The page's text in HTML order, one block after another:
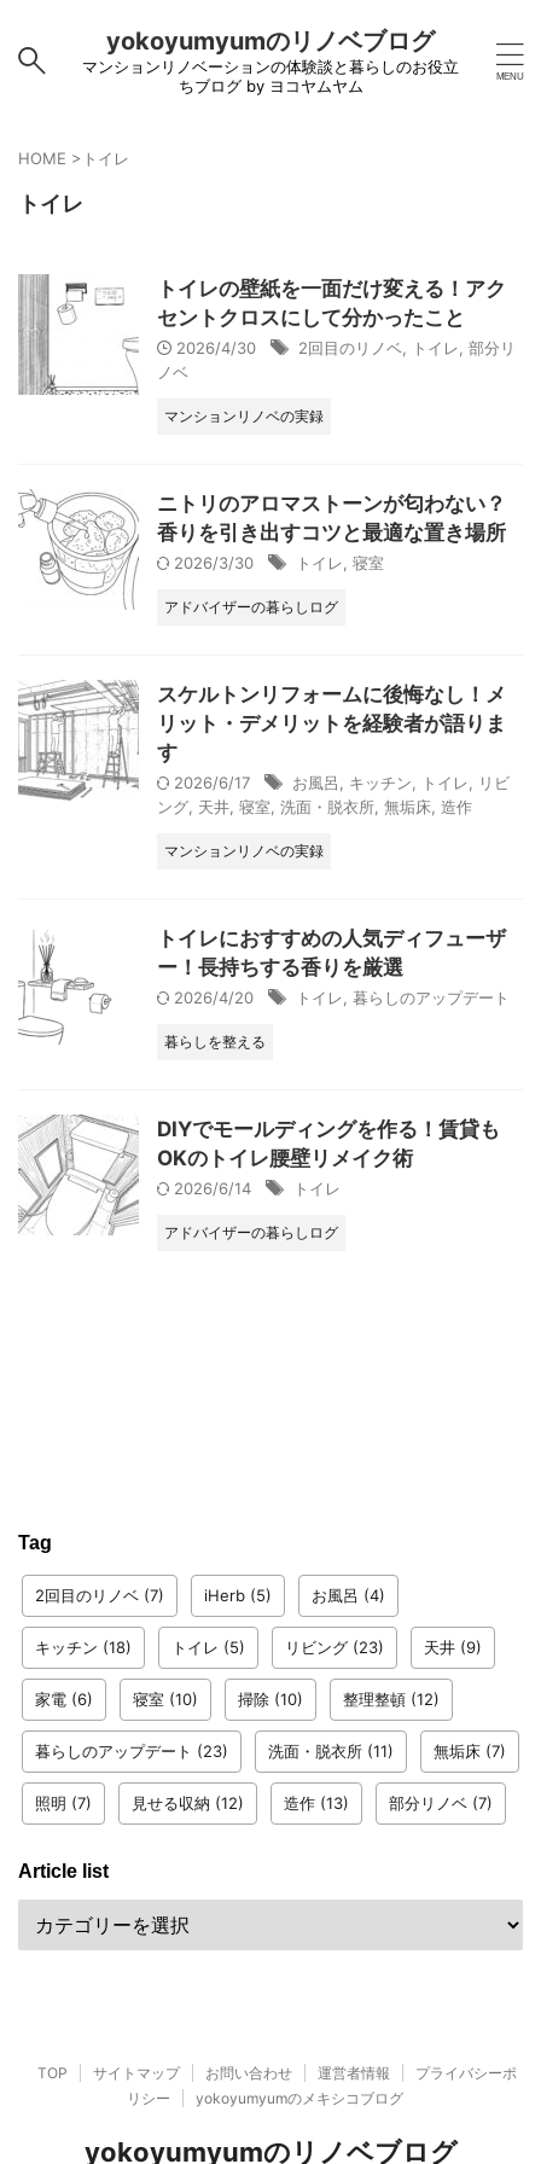
yokoyumyumのリノベブログ
マンションリノベーションの体験談と暮らしのお役立
ちブログ by ヨコヤムヤム
HOME > トイレ
トイレ
トイレの壁紙を一面だけ変える！アク
セントクロスにして分かったこと
2026/4/30 2回目のリノベ トイレ 部分リ
ノベ
マンションリノベの実録
ニトリのアロマストーンが匂わない？
香りを引き出すコツと最適な置き場所
2026/3/30 トイレ 寝室
アドバイザーの暮らしログ
スケルトンリフォームに後悔なし！メ
リット・デメリットを経験者が語りま
す
2026/6/17 お風呂 キッチン トイレ
リビ
ング 天井 寝室 洗面・脱衣所 無垢床 造作
マンションリノベの実録
トイレにおすすめの人気ディフューザ
ー！長持ちする香りを厳選
2026/4/20 トイレ 暮らしのアップデート
暮らしを整える
DIYでモールディングを作る！賃貸も
OKのトイレ腰壁リメイク術
2026/6/14 トイレ
アドバイザーの暮らしログ
Tag
2回目のリノベ (7) iHerb (5) お風呂 (4)
キッチン (18) トイレ (5) リビング (23) 天井 (9)
家電 (6) 寝室 (10) 掃除 (10) 整理整頓 (12)
暮らしのアップデート (23) 洗面・脱衣所 (11) 無垢床 (7)
照明 (7) 見せる収納 (12) 造作 (13) 部分リノベ (7)
Article list
TOP サイトマップ お問い合わせ 運営者情報
プライバシーポ
リシー
yokoyumyumのメキシコブログ
yokoyumyumのリノベブログ